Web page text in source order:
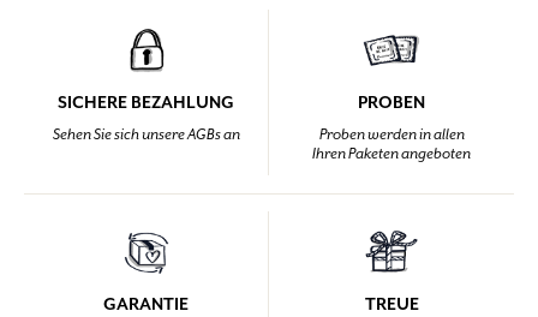
SICHERE BEZAHLUNG
Sehen Sie sich unsere AGBs an
PROBEN
Proben werden in allen
Ihren Paketen angeboten
GARANTIE TREUE